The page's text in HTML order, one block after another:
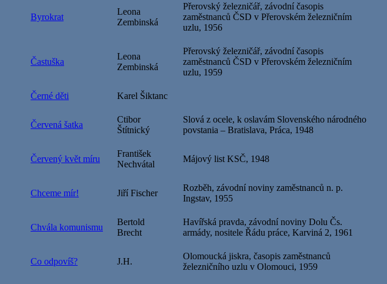
Byrokrat
Leona
Zembinská
Přerovský železničář, závodní časopis
zaměstnanců ČSD v Přerovském železničním
uzlu, 1956
Častuška
Leona
Zembinská
Přerovský železničář, závodní časopis
zaměstnanců ČSD v Přerovském železničním
uzlu, 1959
Černé děti Karel Šiktanc
Červená šatka
Ctibor
Štítnický
Slová z ocele, k oslavám Slovenského národného
povstania – Bratislava, Práca, 1948
Červený květ míru
František
Nechvátal
Májový list KSČ, 1948
Chceme mír! Jiří Fischer
Rozběh, závodní noviny zaměstnanců n. p.
Ingstav, 1955
Chvála komunismu
Bertold
Brecht
Havířská pravda, závodní noviny Dolu Čs.
armády, nositele Řádu práce, Karviná 2, 1961
Co odpovíš? J.H.
Olomoucká jiskra, časopis zaměstnanců
železničního uzlu v Olomouci, 1959